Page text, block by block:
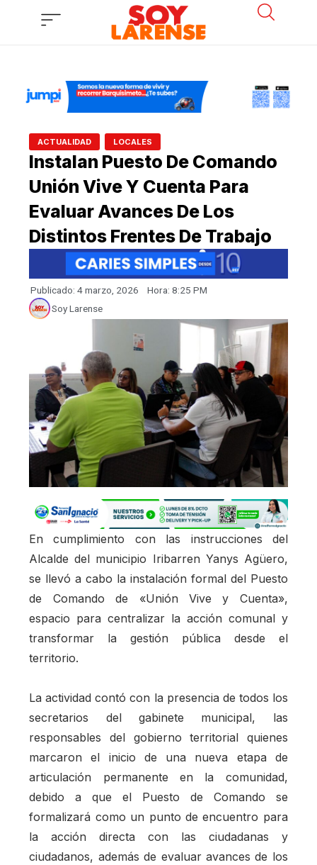
ACTUALIDAD LOCALES
Instalan Puesto De Comando
Unión Vive Y Cuenta Para
Evaluar Avances De Los
Distintos Frentes De Trabajo
Publicado:4 marzo, 2026 Hora: 8:25 PM
Soy Larense
En cumplimiento con las instrucciones del
Alcalde del municipio Iribarren Yanys Agüero,
se llevó a cabo la instalación formal del Puesto
de Comando de «Unión Vive y Cuenta»,
espacio para centralizar la acción comunal y
transformar la gestión pública desde el
territorio.
La actividad contó con la presencia de todos los
secretarios del gabinete municipal, las
responsables del gobierno territorial quienes
marcaron el inicio de una nueva etapa de
articulación permanente en la comunidad,
debido a que el Puesto de Comando se
formalizará como un punto de encuentro para
la acción directa con las ciudadanas y
ciudadanos, además de evaluar avances de los